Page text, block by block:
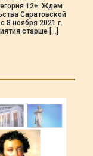
12+. Ждем
Саратовской
8 ноября 2021 г.
старше […]